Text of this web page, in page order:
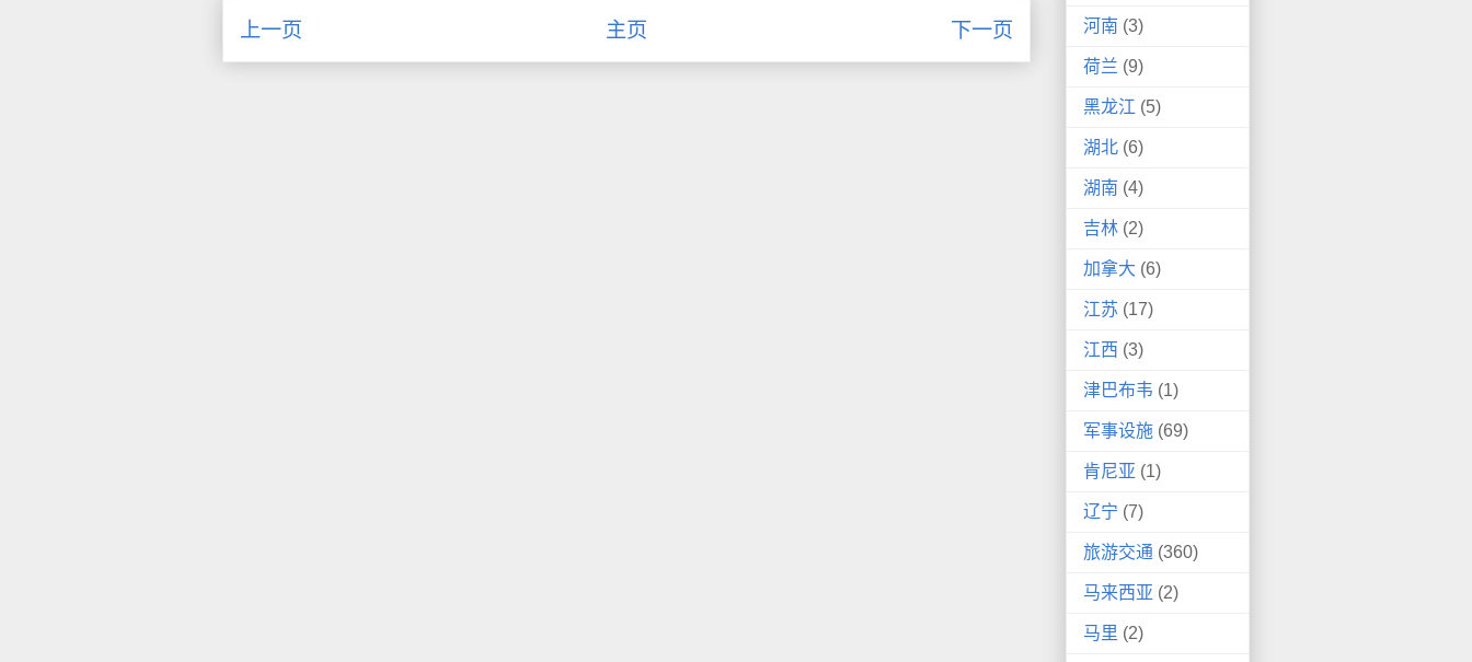
上一页 下一页
主页 河南 (3)
荷兰 (9)
黑龙江 (5)
湖北 (6)
湖南 (4)
吉林 (2)
加拿大 (6)
江苏 (17)
江西 (3)
津巴布韦 (1)
军事设施 (69)
肯尼亚 (1)
辽宁 (7)
旅游交通 (360)
马来西亚 (2)
马里 (2)